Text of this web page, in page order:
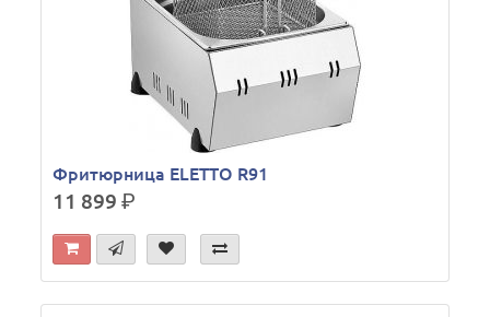
Фритюрница ELETTO R91
11 899р.